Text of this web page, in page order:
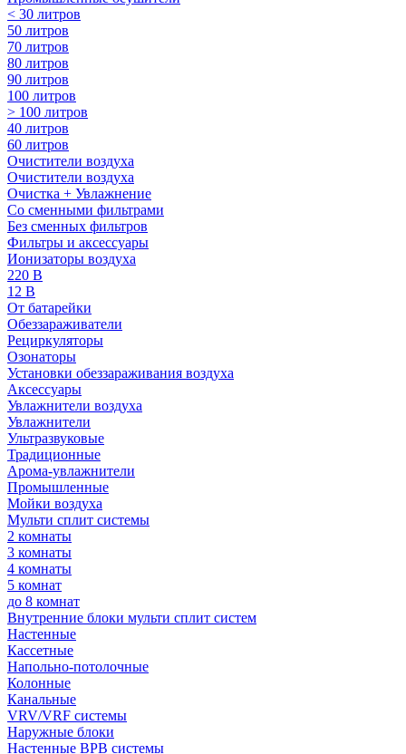
< 30 литров
50 литров
70 литров
80 литров
90 литров
100 литров
> 100 литров
40 литров
60 литров
Очистители воздуха
Очистители воздуха
Очистка + Увлажнение
Cо сменными фильтрами
Без сменных фильтров
Фильтры и аксессуары
Ионизаторы воздуха
220 В
12 В
От батарейки
Обеззараживатели
Рециркуляторы
Озонаторы
Установки обеззараживания воздуха
Аксессуары
Увлажнители воздуха
Увлажнители
Ультразвуковые
Традиционные
Арома-увлажнители
Промышленные
Мойки воздуха
Мульти сплит системы
2 комнаты
3 комнаты
4 комнаты
5 комнат
до 8 комнат
Внутренние блоки мульти сплит систем
Настенные
Кассетные
Напольно-потолочные
Колонные
Канальные
VRV/VRF системы
Наружные блоки
Настенные ВРВ системы